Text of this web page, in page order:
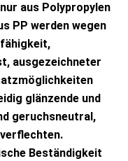
aus Polypropylen
PP werden wegen
ausgezeichneter
glänzende und
geruchsneutral,
Beständigkeit